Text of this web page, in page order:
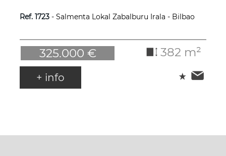
Ref. 1723- Salmenta Lokal Zabalburu Irala - Bilbao
325.000 € 382 m²
+ info